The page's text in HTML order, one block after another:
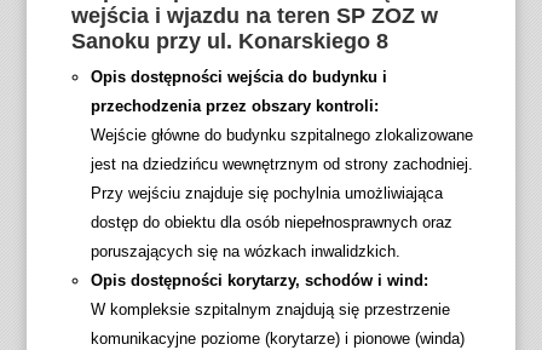
wejścia i wjazdu na teren SP ZOZ w
Sanoku przy ul. Konarskiego 8
Opis dostępności wejścia do budynku i
przechodzenia przez obszary kontroli:
Wejście główne do budynku szpitalnego zlokalizowane
jest na dziedzińcu wewnętrznym od strony zachodniej.
Przy wejściu znajduje się pochylnia umożliwiająca
dostęp do obiektu dla osób niepełnosprawnych oraz
poruszających się na wózkach inwalidzkich.
Opis dostępności korytarzy, schodów i wind:
W kompleksie szpitalnym znajdują się przestrzenie
komunikacyjne poziome (korytarze) i pionowe (winda)